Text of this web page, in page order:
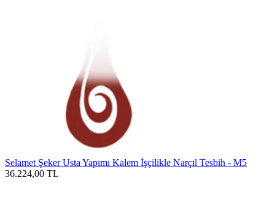
Selamet Şeker Usta Yapımı Kalem İşçilikle Narçıl Tesbih - M5
36.224,00 TL